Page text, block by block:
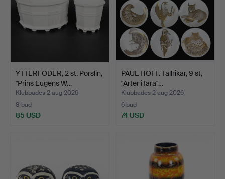
YTTERFODER, 2 st. Porslin,
"Prins Eugens W…
Klubbades 2 aug 2026
8 bud
85 USD
PAUL HOFF. Tallrikar, 9 st,
"Arter i fara"…
Klubbades 2 aug 2026
6 bud
74 USD